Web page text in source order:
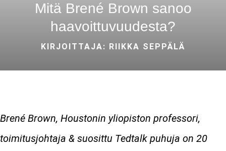
Mitä Brené Brown sanoo
haavoittuvuudesta?
KIRJOITTAJA: RIIKKA SEPPÄLÄ
Brené Brown, Houstonin yliopiston professori,
toimitusjohtaja & suosittu Tedtalk puhuja on 20